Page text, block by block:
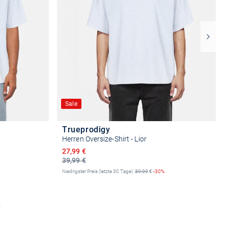
Sale
Trueprodigy
Herren Oversize-Shirt - Lior
39,99 €
Ermäßigter Preis
27,99 €
Niedrigster Preis (letzte 30 Tage):39,99€ -30%